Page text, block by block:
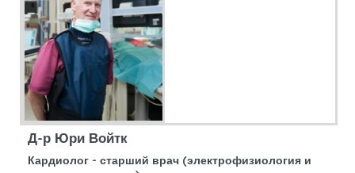
Д-р Юри Войтк
Кардиолог - старший врач (электрофизиология и